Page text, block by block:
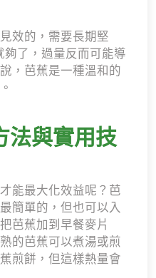
效的，需要長期堅
了，過量反而可能導
，芭蕉是一種溫和的
法與實用技
能最大化效益呢？芭
簡單的，但也可以入
芭蕉加到早餐麥片
的芭蕉可以煮湯或煎
煎餅，但這樣熱量會